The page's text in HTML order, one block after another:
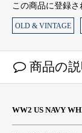
この商品に登録
OLD & VINTAGE
商品の説
WW2 US NAVY